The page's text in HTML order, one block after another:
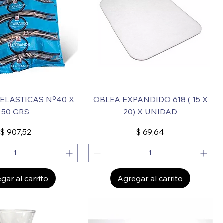
Nº40 X
50 GRS
Precio
$ 907,52
al carrito
OBLEA EXPANDIDO 618 ( 15 X
20) X UNIDAD
Precio
$ 69,64
Agregar al carrito